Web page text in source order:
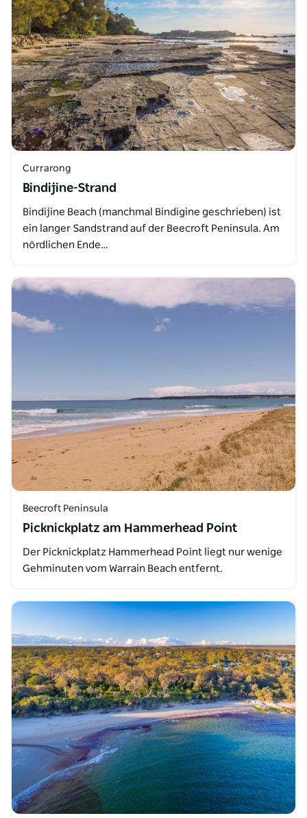
Currarong
Bindijine-Strand
Bindijine Beach (manchmal Bindigine geschrieben) ist
ein langer Sandstrand auf der Beecroft Peninsula. Am
nördlichen Ende…
Beecroft Peninsula
Picknickplatz am Hammerhead Point
Der Picknickplatz Hammerhead Point liegt nur wenige
Gehminuten vom Warrain Beach entfernt.